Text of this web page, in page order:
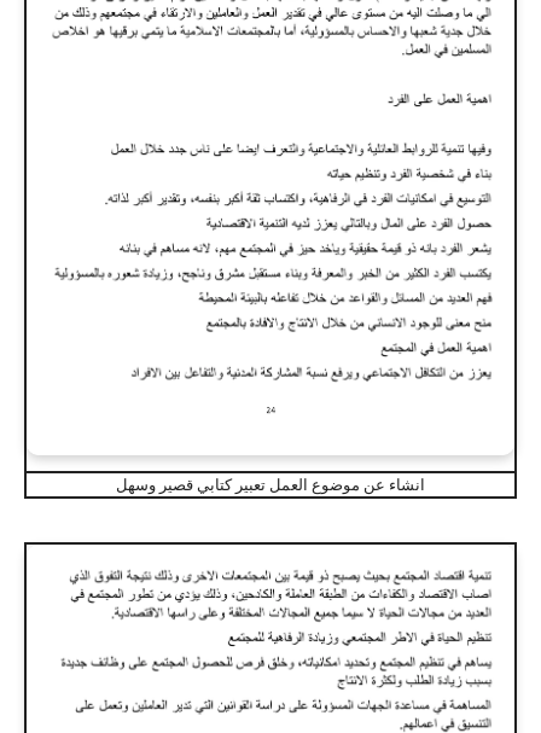
انشاء عن موضوع العمل تعبير كتابي قصير وسهل